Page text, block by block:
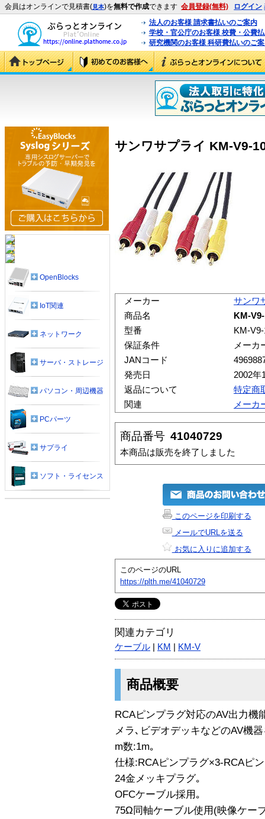
会員はオンラインで見積書(見本)を無料で作成できます 会員登録(無料) ログイン
法人のお客様 請求書払いのご案内
学校・官公庁のお客様 校費・公費
研究機関のお客様 科研費払いのご
サンワサプライ KM-V9-
メーカー
サンワ
商品名
KM-
型番
KM-
保証条件
メーカ
JANコード
発売日
2002年
返品について
特定商
関連
メーカ
商品番号 41040729
本商品は販売を終了しました
このページを印刷する
メールでURLを送る
お気に入りに追加する
このページのURL
https://plth.me/41040729
関連カテゴリ
ケーブル KM KM-V
商品概要
RCAピンプラグ対応のAV出力機
メラ､ビデオデッキなどのAV機
m数:1m｡
仕様:RCAピンプラグ×3-RCAピ
24金メッキプラグ｡
OFCケーブル採用｡
75Ω同軸ケーブル使用(映像ケー
OpenBlocks
IoT関連
ネットワーク
サーバ・ストレージ
パソコン・周辺機器
PCパーツ
サプライ
ソフト・ライセンス